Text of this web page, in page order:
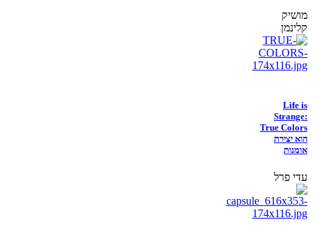
מושיק
קלינמן
Life is
Strange:
True Colors
הוא יצירת
אומנות
עדי פרל